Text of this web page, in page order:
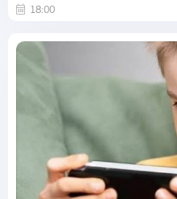
18:00